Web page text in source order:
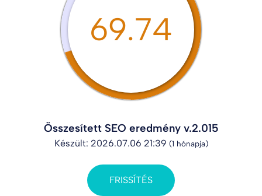
69.74
Összesített SEO eredmény v.2.015
Készült: 2026.07.06 21:39 (1 hónapja)
FRISSÍTÉS